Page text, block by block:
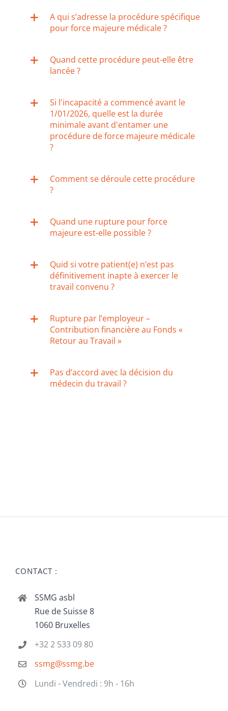
A qui s’adresse la procédure spécifique
pour force majeure médicale ?
Quand cette procédure peut-elle être
lancée ?
Si l'incapacité a commencé avant le
1/01/2026, quelle est la durée
minimale avant d'entamer une
procédure de force majeure médicale
?
Comment se déroule cette procédure
?
Quand une rupture pour force
majeure est-elle possible ?
Quid si votre patient(e) n’est pas
définitivement inapte à exercer le
travail convenu ?
Rupture par l’employeur –
Contribution financière au Fonds «
Retour au Travail »
Pas d’accord avec la décision du
médecin du travail ?
CONTACT :
SSMG asbl
Rue de Suisse 8
1060 Bruxelles
+32 2 533 09 80
ssmg@ssmg.be
Lundi - Vendredi : 9h - 16h